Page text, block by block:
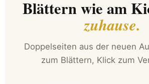
Blättern wie am
zuhause.
Doppelseiten aus der neuen
zum Blättern, Klick zum